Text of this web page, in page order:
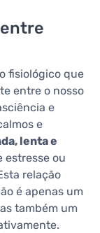
fisiológico que
entre o nosso
e
e
lenta e
estresse ou
relação
é apenas um
também um